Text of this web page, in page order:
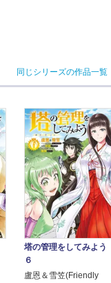
同じシリーズの作品一覧
塔の管理をしてみよう
６
盧恩＆雪笠(Friendly